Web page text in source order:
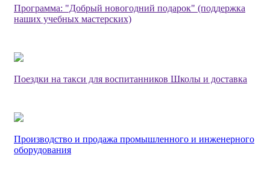
Программа: "Добрый новогодний подарок" (поддержка
наших учебных мастерских)
Поездки на такси для воспитанников Школы и доставка
Производство и продажа промышленного и инженерного
оборудования